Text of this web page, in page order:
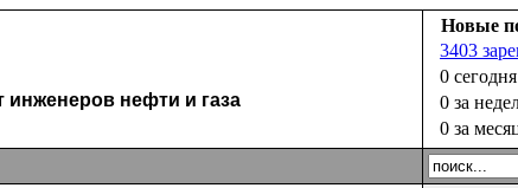
нефти и газа
Новые
3403
0 сегодня
0 за
0 за